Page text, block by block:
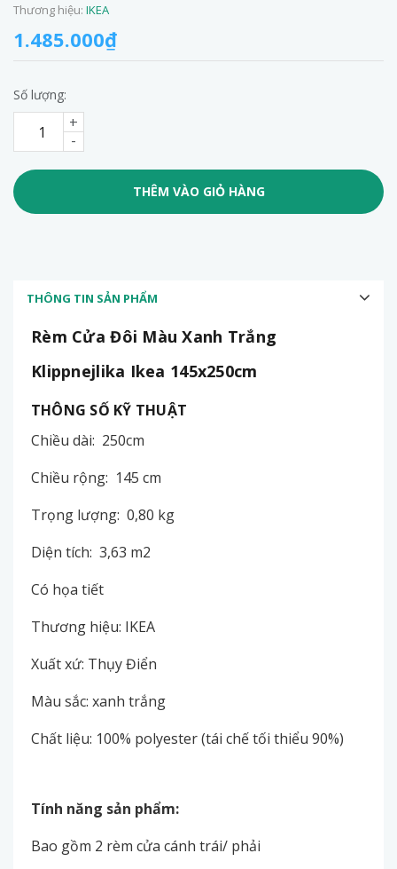
Thương hiệu: IKEA
1.485.000₫
Số lượng:
-
+
THÊM VÀO GIỎ HÀNG
THÔNG TIN SẢN PHẨM
Rèm Cửa Đôi Màu Xanh Trắng
Klippnejlika Ikea 145x250cm
THÔNG SỐ KỸ THUẬT
Chiều dài: 250cm
Chiều rộng: 145 cm
Trọng lượng: 0,80 kg
Diện tích: 3,63 m2
Có họa tiết
Thương hiệu: IKEA
Xuất xứ: Thụy Điển
Màu sắc: xanh trắng
Chất liệu: 100% polyester (tái chế tối thiểu 90%)
Tính năng sản phẩm:
Bao gồm 2 rèm cửa cánh trái/ phải